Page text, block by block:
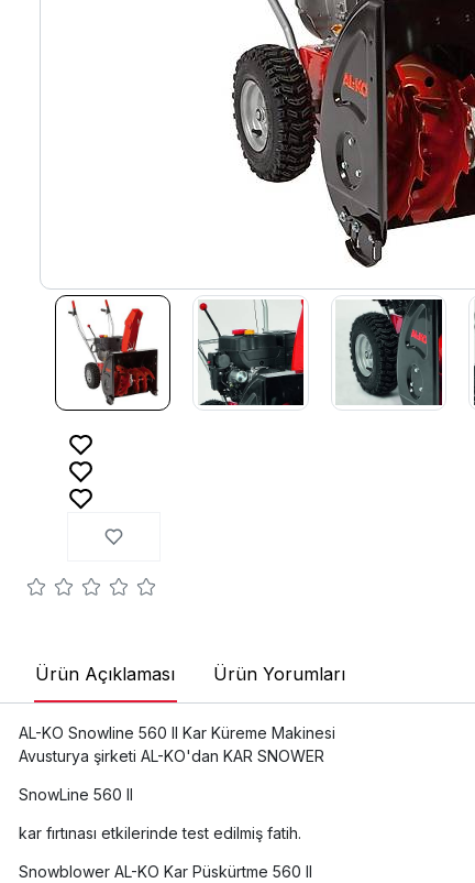
Ürün Açıklaması Ürün Yorumları
AL-KO Snowline 560 II Kar Küreme Makinesi
Avusturya şirketi AL-KO'dan KAR SNOWER
SnowLine 560 II
kar fırtınası etkilerinde test edilmiş fatih.
Snowblower AL-KO Kar Püskürtme 560 II